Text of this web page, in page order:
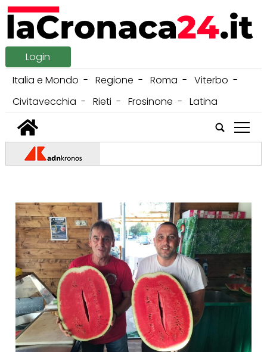
Login
Italia e Mondo
Regione Roma
Viterbo
Civitavecchia
Rieti Frosinone
Latina
tap